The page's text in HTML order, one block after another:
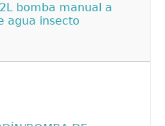
bomba manual a
agua insecto